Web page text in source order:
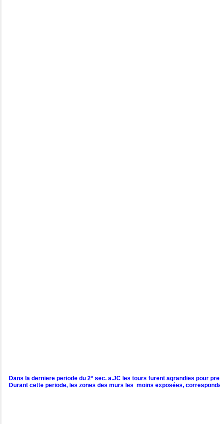
Dans la derniere periode du 2° sec. a.JC les tours furent agrandies pour
Durant cette periode, les zones des murs les moins exposées,